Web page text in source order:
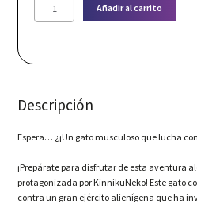
Super
-
(PS5)
Añadir al carrito
Descripción
Espera… ¿¡Un gato musculoso que lucha
¡Prepárate para disfrutar de esta aventura
protagonizada por KinnikuNeko! Este gato
contra un gran ejército alienígena que ha